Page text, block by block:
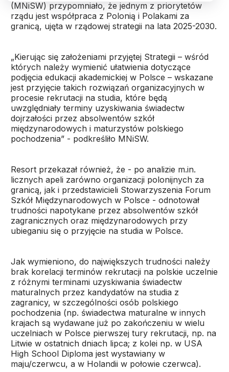
(MNiSW) przypomniało, że jednym z priorytetów
rządu jest współpraca z Polonią i Polakami za
granicą, ujęta w rządowej strategii na lata 2025-2030.
„Kierując się założeniami przyjętej Strategii – wśród
których należy wymienić ułatwienia dotyczące
podjęcia edukacji akademickiej w Polsce – wskazane
jest przyjęcie takich rozwiązań organizacyjnych w
procesie rekrutacji na studia, które będą
uwzględniały terminy uzyskiwania świadectw
dojrzałości przez absolwentów szkół
międzynarodowych i maturzystów polskiego
pochodzenia” - podkreśliło MNiSW.
Resort przekazał również, że - po analizie m.in.
licznych apeli zarówno organizacji polonijnych za
granicą, jak i przedstawicieli Stowarzyszenia Forum
Szkół Międzynarodowych w Polsce - odnotował
trudności napotykane przez absolwentów szkół
zagranicznych oraz międzynarodowych przy
ubieganiu się o przyjęcie na studia w Polsce.
Jak wymieniono, do największych trudności należy
brak korelacji terminów rekrutacji na polskie uczelnie
z różnymi terminami uzyskiwania świadectw
maturalnych przez kandydatów na studia z
zagranicy, w szczególności osób polskiego
pochodzenia (np. świadectwa maturalne w innych
krajach są wydawane już po zakończeniu w wielu
uczelniach w Polsce pierwszej tury rekrutacji, np. na
Litwie w ostatnich dniach lipca; z kolei np. w USA
High School Diploma jest wystawiany w
maju/czerwcu, a w Holandii w połowie czerwca).